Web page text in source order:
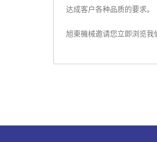
达成客户各种品质的要求。
旭東機械邀请您立即浏览我